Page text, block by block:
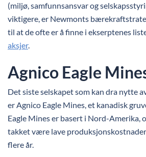
(miljø, samfunnsansvar og
viktigere, er Newmonts
til at de ofte er å finne i ekserptenes
aksjer.
Agnico Eagle
Det siste selskapet som kan dra nytte
er Agnico Eagle Mines, et kanadisk
Eagle Mines er basert i Nord-Amerika,
takket være lave
flere år.